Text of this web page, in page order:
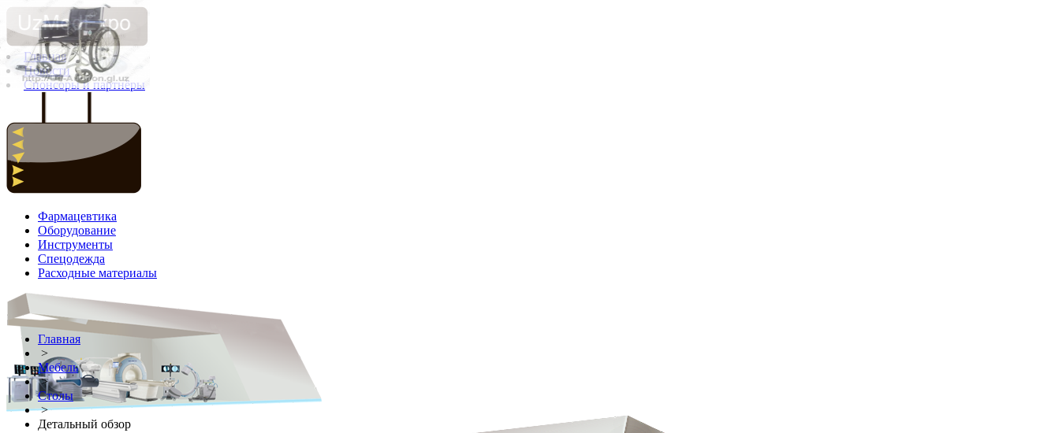
Главная
Новости
Спонсоры и партнёры
Фармацевтика
Оборудование
Инструменты
Спецодежда
Расходные материалы
Главная
>
Мебель
>
Столы
>
Детальный обзор